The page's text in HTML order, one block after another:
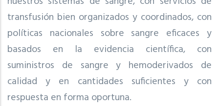
transfusión bien organizados y coordinados, con
políticas nacionales sobre sangre eficaces y
basados en la evidencia científica, con
suministros de sangre y hemoderivados de
calidad y en cantidades suficientes y con
respuesta en forma oportuna.